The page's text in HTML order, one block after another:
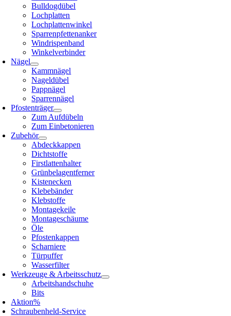
Bulldogdübel
Lochplatten
Lochplattenwinkel
Sparrenpfettenanker
Windrispenband
Winkelverbinder
Nägel
Kammnägel
Nageldübel
Pappnägel
Sparrennägel
Pfostenträger
Zum Aufdübeln
Zum Einbetonieren
Zubehör
Abdeckkappen
Dichtstoffe
Firstlattenhalter
Grünbelagentferner
Kistenecken
Klebebänder
Klebstoffe
Montagekeile
Montageschäume
Öle
Pfostenkappen
Scharniere
Türpuffer
Wasserfilter
Werkzeuge & Arbeitsschutz
Arbeitshandschuhe
Bits
Aktion%
Schraubenheld-Service